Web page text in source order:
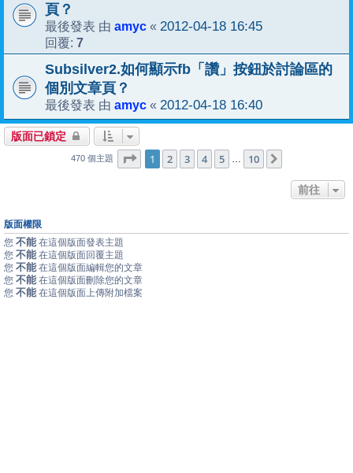
頁？
最後發表 由 amyc « 2012-04-18 16:45
回覆: 7
Subsilver2.如何顯示fb「讚」按鈕於討論區的
個別文章頁？
最後發表 由 amyc « 2012-04-18 16:40
版面已鎖定
470 個主題 第1 頁 (共 10頁)
1 2 3 4 5 10
前往
版面權限
您 不能 在這個版面發表主題
您 不能 在這個版面回覆主題
您 不能 在這個版面編輯您的文章
您 不能 在這個版面刪除您的文章
您 不能 在這個版面上傳附加檔案